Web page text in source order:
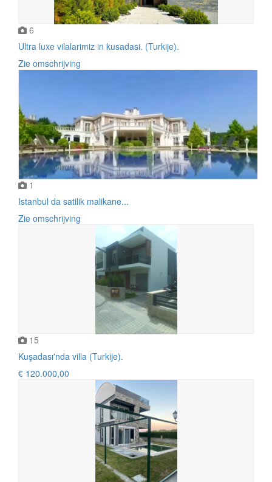
6
Ultra luxe vilalarimiz in kusadasi. (Turkije).
Zie omschrijving
1
Istanbul da satilik malikane...
Zie omschrijving
15
Kuşadası'nda villa (Turkije).
€ 120.000,00